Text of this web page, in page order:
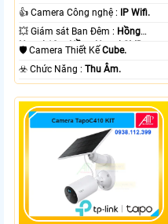
.
👍 Camera Công nghệ :
IP Wifi.
💥 Giám sát Ban Đêm : Hồng
Ngoại 10m Hồng Ngoại SMD.
🛡 Camera Thiết KếCube.
️☣️ Chức Năng :Thu Âm.